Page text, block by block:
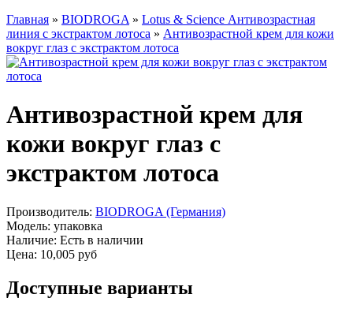
Главная » BIODROGA » Lotus & Science Антивозрастная
линия с экстрактом лотоса » Антивозрастной крем для кожи
вокруг глаз с экстрактом лотоса
Антивозрастной крем для
кожи вокруг глаз с
экстрактом лотоса
Производитель: BIODROGA (Германия)
Модель: упаковка
Наличие: Есть в наличии
Цена: 10,005 руб
Доступные варианты